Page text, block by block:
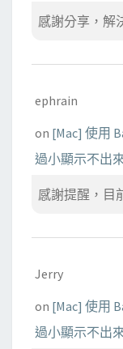
感謝分享，解
ephrain
on [Mac] 使用
過小顯示不出
感謝提醒，目
Jerry
on [Mac] 使用
過小顯示不出